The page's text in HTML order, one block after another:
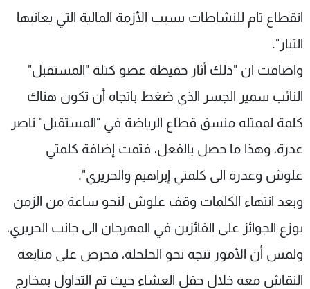
انقطاع تام للنشاطات بسبب الأزمة المالية التي يعانيها
التيار".
واضافت ان "ذلك أثار حفيظة عضو كتلة "المستقبل"
النائب سمير الجسر الذي ضغط باتجاه أن تكون هناك
كلمة لممثله منسق قطاع الرياضة في "المستقبل" ناصر
عدرة، وهذا ما حصل بالفعل، فتمت إضافة كلمتي
علوش وعدرة الى كلمتي إبراهيم والحريري".
وبعد انتهاء الكلمات وقف علوش لنحو ساعة من الزمن
يوزع الجوائز على الفائزين في المهرجان الى جانب الحريري،
ولمس أن الأمور تتجه نحو الحلحلة، فحرص على متابعة
النقاش معه خلال حفل العشاء حيث تم التداول بمخارج